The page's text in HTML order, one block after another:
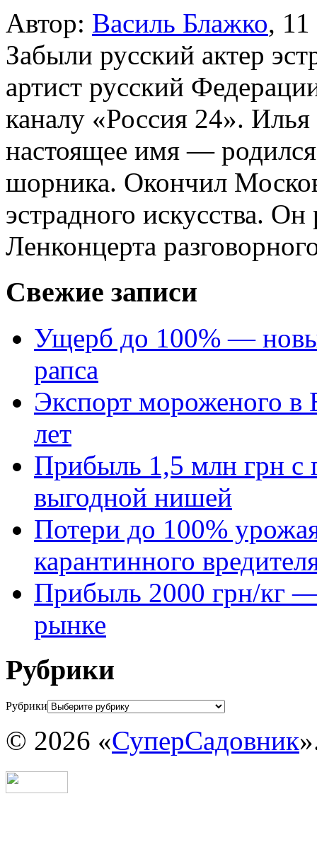
Автор: Василь Блажко,
Забыли русский актер
артист русский
каналу «Россия 24».
настоящее имя —
шорника. Окончил
эстрадного искусства.
Ленконцерта
Свежие записи
Ущерб до 100% —
рапса
Экспорт мороженого в
лет
Прибыль 1,5 млн грн с
выгодной нишей
Потери до 100%
карантинного
Прибыль 2000 грн/кг —
рынке
Рубрики
Рубрики
© 2026 «СуперСадовник